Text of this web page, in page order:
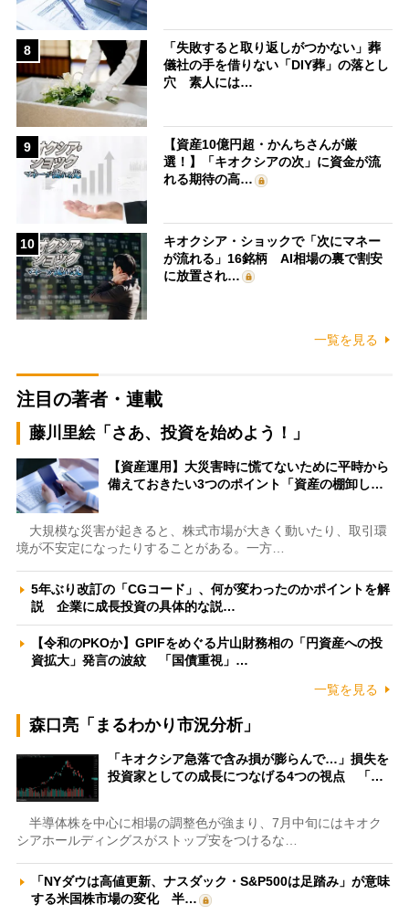
8
「失敗すると取り返しがつかない」葬
儀社の手を借りない「DIY葬」の落とし
穴 素人には…
9
【資産10億円超・かんちさんが厳
選！】「キオクシアの次」に資金が流
れる期待の高…
10
キオクシア・ショックで「次にマネー
が流れる」16銘柄 AI相場の裏で割安
に放置され…
一覧を見る
注目の著者・連載
藤川里絵「さあ、投資を始めよう！」
【資産運用】大災害時に慌てないために平時から
備えておきたい3つのポイント「資産の棚卸し…
大規模な災害が起きると、株式市場が大きく動いたり、取引環
境が不安定になったりすることがある。一方…
5年ぶり改訂の「CGコード」、何が変わったのかポイントを解
説 企業に成長投資の具体的な説…
【令和のPKOか】GPIFをめぐる片山財務相の「円資産への投
資拡大」発言の波紋 「国債重視」…
一覧を見る
森口亮「まるわかり市況分析」
「キオクシア急落で含み損が膨らんで…」損失を
投資家としての成長につなげる4つの視点 「…
半導体株を中心に相場の調整色が強まり、7月中旬にはキオク
シアホールディングスがストップ安をつけるな…
「NYダウは高値更新、ナスダック・S&P500は足踏み」が意味
する米国株市場の変化 半…